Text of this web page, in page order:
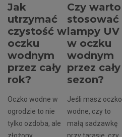
Jak
utrzymać
czystość w
oczku
wodnym
przez cały
rok?
Oczko wodne w
ogrodzie to nie
tylko ozdoba, ale
złożony
Czy warto
stosować
lampy UV
w oczku
wodnym
przez cały
sezon?
Jeśli masz oczko
wodne, czy to
małą sadzawkę
przy tarasie, czy